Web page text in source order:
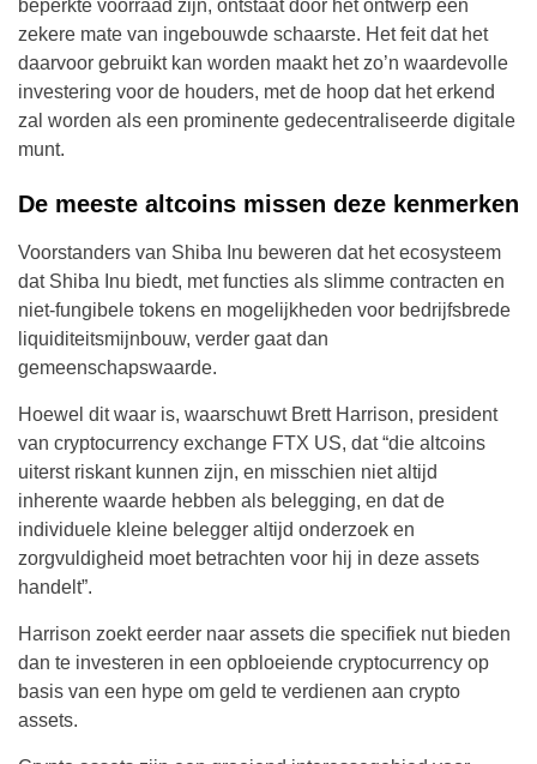
beperkte voorraad zijn, ontstaat door het ontwerp een
zekere mate van ingebouwde schaarste. Het feit dat het
daarvoor gebruikt kan worden maakt het zo’n waardevolle
investering voor de houders, met de hoop dat het erkend
zal worden als een prominente gedecentraliseerde digitale
munt.
De meeste altcoins missen deze kenmerken
Voorstanders van Shiba Inu beweren dat het ecosysteem
dat Shiba Inu biedt, met functies als slimme contracten en
niet-fungibele tokens en mogelijkheden voor bedrijfsbrede
liquiditeitsmijnbouw, verder gaat dan
gemeenschapswaarde.
Hoewel dit waar is, waarschuwt Brett Harrison, president
van cryptocurrency exchange FTX US, dat “die altcoins
uiterst riskant kunnen zijn, en misschien niet altijd
inherente waarde hebben als belegging, en dat de
individuele kleine belegger altijd onderzoek en
zorgvuldigheid moet betrachten voor hij in deze assets
handelt”.
Harrison zoekt eerder naar assets die specifiek nut bieden
dan te investeren in een opbloeiende cryptocurrency op
basis van een hype om geld te verdienen aan crypto
assets.